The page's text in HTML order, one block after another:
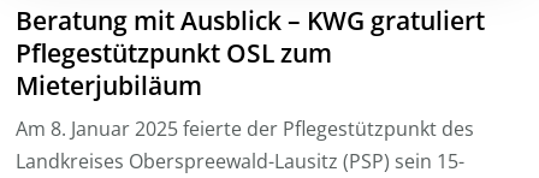
Beratung mit Ausblick – KWG gratuliert
Pflegestützpunkt OSL zum
Mieterjubiläum
Am 8. Januar 2025 feierte der Pflegestützpunkt des
Landkreises Oberspreewald-Lausitz (PSP) sein 15-